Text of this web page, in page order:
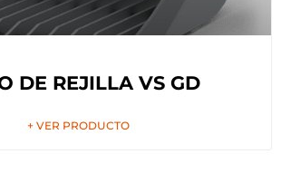
DE REJILLA VS GD
+ VER PRODUCTO